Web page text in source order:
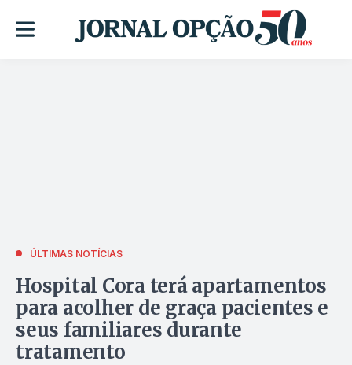
ÚLTIMAS NOTÍCIAS
Hospital Cora terá apartamentos
para acolher de graça pacientes e
seus familiares durante
tratamento